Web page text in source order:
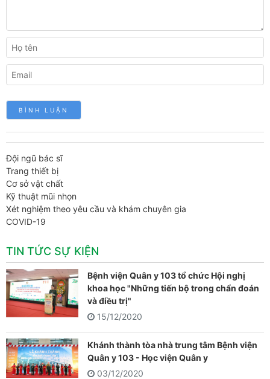
Đội ngũ bác sĩ
Trang thiết bị
Cơ sở vật chất
Kỹ thuật mũi nhọn
Xét nghiệm theo yêu cầu và khám chuyên gia
COVID-19
TIN TỨC SỰ KIỆN
Bệnh viện Quân y 103 tổ chức Hội nghị
khoa học "Những tiến bộ trong chẩn đoán
và điều trị"
15/12/2020
Khánh thành tòa nhà trung tâm Bệnh viện
Quân y 103 - Học viện Quân y
03/12/2020